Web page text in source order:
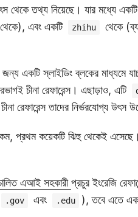
থেকে তথ্য নিয়েছে। যার মধ্যে একটি
থেকে), এবং একটি
zhihu
থেকে
একটি স্লাইডিং ব্লকের মাধ্যমে
চীনা রেফারেন্স। এছাড়াও, এটি
রেফারেন্স তাদের নির্ভরযোগ্য উৎস
প্রথম কয়েকটি ঝিহু থেকেই
এআই সহকারীপ্রচুর ইংরেজি
.gov এবং .edu ), তবে এতে